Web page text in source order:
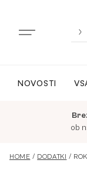
content
NOVOSTI
ob
NOVO
VSA
HOME / DODATKI /